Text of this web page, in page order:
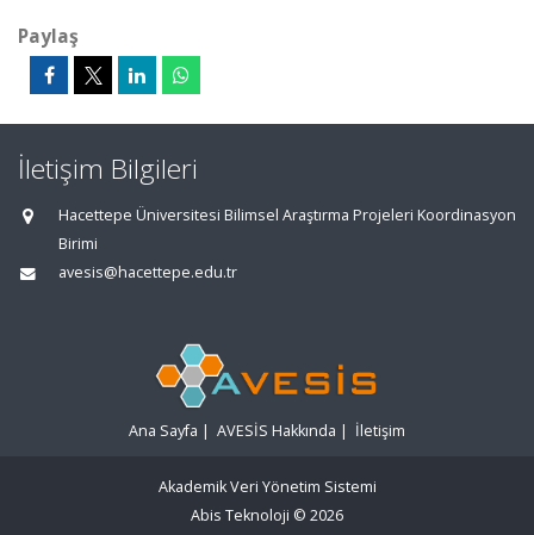
Paylaş
İletişim Bilgileri
Hacettepe Üniversitesi Bilimsel Araştırma Projeleri Koordinasyon
Birimi
avesis@hacettepe.edu.tr
Ana Sayfa | AVESİS Hakkında | İletişim
Akademik Veri Yönetim Sistemi
Abis Teknoloji © 2026